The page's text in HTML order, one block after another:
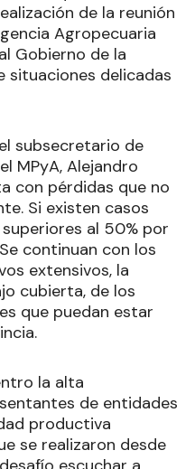
de la reunión
Agropecuaria
Gobierno de la
situaciones delicadas
subsecretario de
MPyA, Alejandro
con pérdidas que no
Si existen casos
al 50% por
continuan con los
extensivos, la
cubierta, de los
que puedan estar
la alta
de entidades
productiva
se realizaron desde